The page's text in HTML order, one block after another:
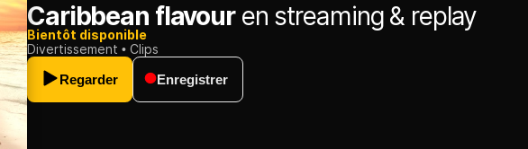
Caribbean flavouren streaming & replay
Bientôt disponible
Divertissement
Clips
Regarder
Enregistrer